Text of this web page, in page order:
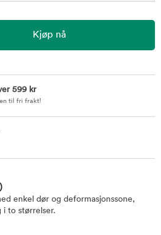
599 kr
til fri frakt!
enkel dør og deformasjonssone,
i to størrelser.